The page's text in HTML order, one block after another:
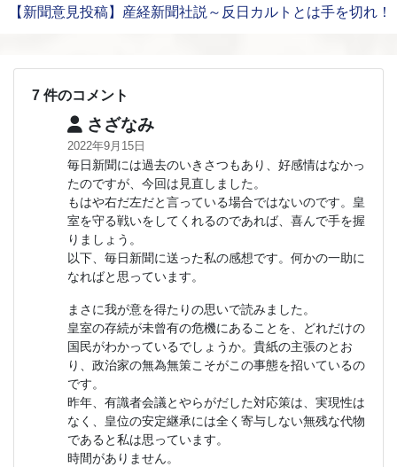
【新聞意見投稿】産経新聞社説～反日カルトとは手を切れ！
7 件のコメント
さざなみ
2022年9月15日
毎日新聞には過去のいきさつもあり、好感情はなかっ
たのですが、今回は見直しました。
もはや右だ左だと言っている場合ではないのです。皇
室を守る戦いをしてくれるのであれば、喜んで手を握
りましょう。
以下、毎日新聞に送った私の感想です。何かの一助に
なればと思っています。
まさに我が意を得たりの思いで読みました。
皇室の存続が未曾有の危機にあることを、どれだけの
国民がわかっているでしょうか。貴紙の主張のとお
り、政治家の無為無策こそがこの事態を招いているの
です。
昨年、有識者会議とやらがだした対応策は、実現性は
なく、皇位の安定継承には全く寄与しない無残な代物
であると私は思っています。
時間がありません。